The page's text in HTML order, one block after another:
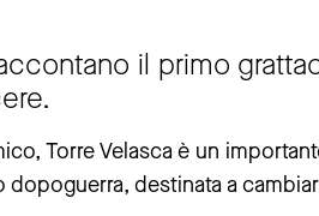
a giovedì 3 settembre.
da giovedì 30 luglio a martedì 1
il primo
Torre Velasca è un
destinata a